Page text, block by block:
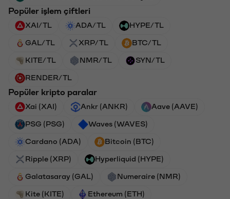
Popüler işlem çiftleri
XAI/TL ADA/TL HYPE/TL
GAL/TL XRP/TL BTC/TL
KITE/TL NMR/TL SYN/TL
RENDER/TL
Popüler kripto paralar
Xai (XAI) Ankr (ANKR) Aave (AAVE)
PSG (PSG) Waves (WAVES)
Cardano (ADA) Bitcoin (BTC)
Ripple (XRP) Hyperliquid (HYPE)
Galatasaray (GAL) Numeraire (NMR)
Kite (KITE) Ethereum (ETH)